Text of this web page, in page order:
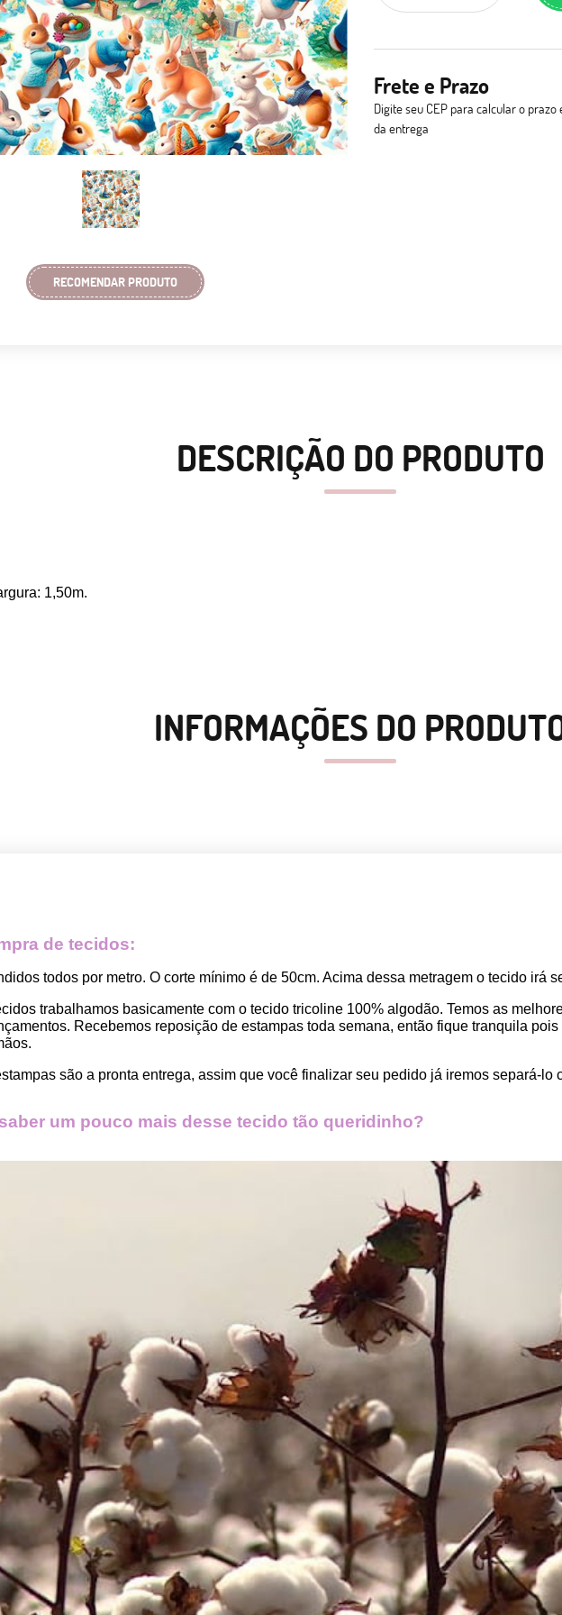
RECOMENDAR PRODUTO
Frete e Prazo
Digite seu CEP para calcular o prazo
da entrega
DESCRIÇÃO DO PRODUTO
1,50m.
INFORMAÇÕES DO
de tecidos:
todos por metro. O corte mínimo é de 50cm. Acima dessa metragem o tecido irá
trabalhamos basicamente com o tecido tricoline 100% algodão. Temos as
Recebemos reposição de estampas toda semana, então fique tranquila
são a pronta entrega, assim que você finalizar seu pedido já iremos separá-lo
um pouco mais desse tecido tão queridinho?